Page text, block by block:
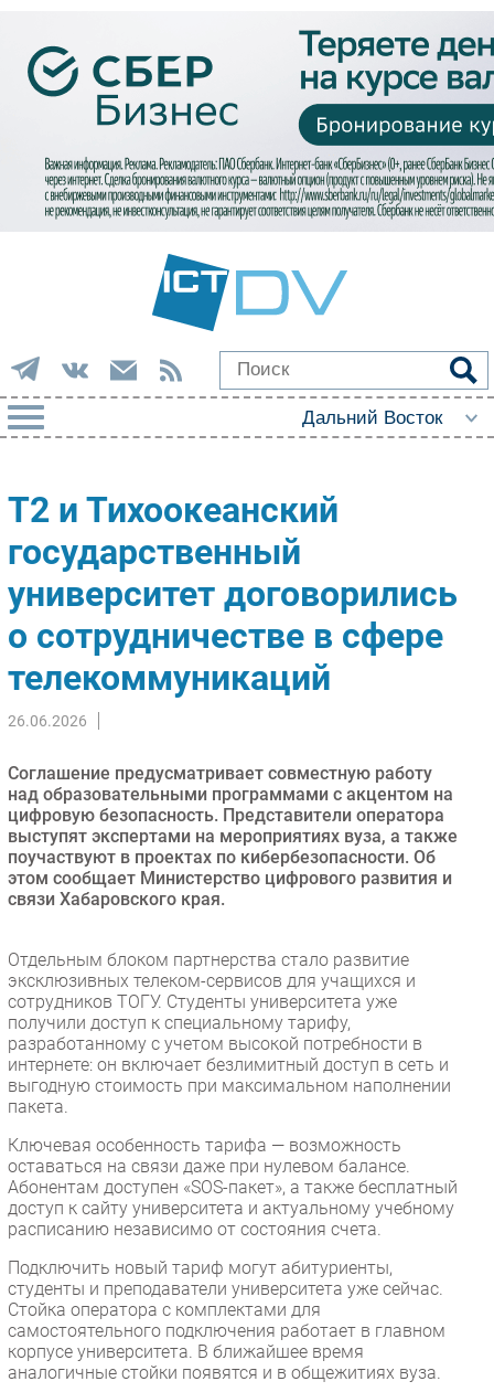
Импорто­замещение
Автоматизация Промышленности
Интернет
Мобильная связь
Фиксированная связь
Интеграция
Рынок ПК
Торговые сети
Оборудование
ПО
Outsourcing
Кадры
Финансы
Web
Безопасность
Инновации
CIO/Управление ИТ
Гаджеты
Здоровье
РАЗДЕЛЫ
Аналитика
Интервью
Мероприятия
Проекты
T2 и Тихоокеанский
государственный
университет договорились
о сотрудничестве в сфере
телекоммуникаций
26.06.2026
Соглашение предусматривает совместную работу
над образовательными программами с акцентом на
цифровую безопасность. Представители оператора
выступят экспертами на мероприятиях вуза, а также
поучаствуют в проектах по кибербезопасности. Об
этом сообщает Министерство цифрового развития и
связи Хабаровского края.
Отдельным блоком партнерства стало развитие
эксклюзивных телеком-сервисов для учащихся и
сотрудников ТОГУ. Студенты университета уже
получили доступ к специальному тарифу,
разработанному с учетом высокой потребности в
интернете: он включает безлимитный доступ в сеть и
выгодную стоимость при максимальном наполнении
пакета.
Ключевая особенность тарифа — возможность
оставаться на связи даже при нулевом балансе.
Абонентам доступен «SOS-пакет», а также бесплатный
доступ к сайту университета и актуальному учебному
расписанию независимо от состояния счета.
Подключить новый тариф могут абитуриенты,
студенты и преподаватели университета уже сейчас.
Стойка оператора с комплектами для
самостоятельного подключения работает в главном
корпусе университета. В ближайшее время
аналогичные стойки появятся и в общежитиях вуза.